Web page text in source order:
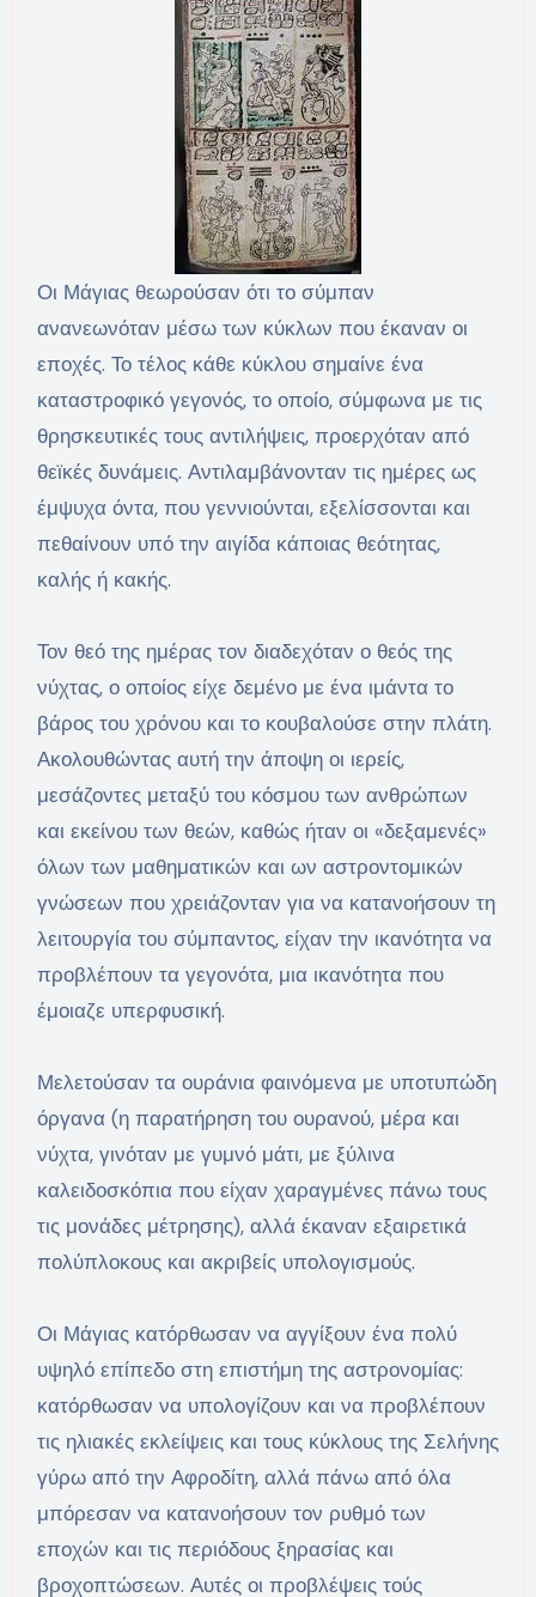
Οι Μάγιας θεωρούσαν ότι το σύμπαν
ανανεωνόταν μέσω των κύκλων που έκαναν οι
εποχές. Το τέλος κάθε κύκλου σημαίνε ένα
καταστροφικό γεγονός, το οποίο, σύμφωνα με τις
θρησκευτικές τους αντιλήψεις, προερχόταν από
θεϊκές δυνάμεις. Αντιλαμβάνονταν τις ημέρες ως
έμψυχα όντα, που γεννιούνται, εξελίσσονται και
πεθαίνουν υπό την αιγίδα κάποιας θεότητας,
καλής ή κακής.
Τον θεό της ημέρας τον διαδεχόταν ο θεός της
νύχτας, ο οποίος είχε δεμένο με ένα ιμάντα το
βάρος του χρόνου και το κουβαλούσε στην πλάτη.
Ακολουθώντας αυτή την άποψη οι ιερείς,
μεσάζοντες μεταξύ του κόσμου των ανθρώπων
και εκείνου των θεών, καθώς ήταν οι «δεξαμενές»
όλων των μαθηματικών και ων αστροντομικών
γνώσεων που χρειάζονταν για να κατανοήσουν τη
λειτουργία του σύμπαντος, είχαν την ικανότητα να
προβλέπουν τα γεγονότα, μια ικανότητα που
έμοιαζε υπερφυσική.
Μελετούσαν τα ουράνια φαινόμενα με υποτυπώδη
όργανα (η παρατήρηση του ουρανού, μέρα και
νύχτα, γινόταν με γυμνό μάτι, με ξύλινα
καλειδοσκόπια που είχαν χαραγμένες πάνω τους
τις μονάδες μέτρησης), αλλά έκαναν εξαιρετικά
πολύπλοκους και ακριβείς υπολογισμούς.
Οι Μάγιας κατόρθωσαν να αγγίξουν ένα πολύ
υψηλό επίπεδο στη επιστήμη της αστρονομίας:
κατόρθωσαν να υπολογίζουν και να προβλέπουν
τις ηλιακές εκλείψεις και τους κύκλους της Σελήνης
γύρω από την Αφροδίτη, αλλά πάνω από όλα
μπόρεσαν να κατανοήσουν τον ρυθμό των
εποχών και τις περιόδους ξηρασίας και
βροχοπτώσεων. Αυτές οι προβλέψεις τούς